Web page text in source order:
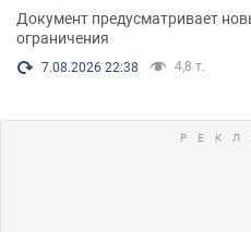
Документ предусматривает
ограничения
7.08.2026 22:38 4,8 т.